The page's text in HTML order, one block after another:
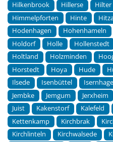
Hilkenbrook
Hillerse Hilter
Himmelpforten
Hinte
Hodenhagen
Hohenhameln
Holdorf
Holle Hollenstedt
Holtland
Holzminden
Horstedt
Hoya Hude
Ilsede
Isenbüttel
Jembke
Jemgum Jerxheim
Juist
Kakenstorf Kalefeld
Kettenkamp
Kirchbrak
Kirchlinteln
Kirchwalsede